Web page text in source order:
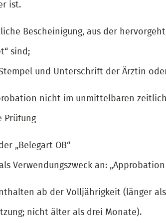
ist.
Bescheinigung, aus der
sind;
und Unterschrift der Ärztin
nicht im unmittelbaren
Prüfung
„Belegart OB“
Verwendungszweck an:
ab der Volljährigkeit (länger
nicht älter als drei Monate).